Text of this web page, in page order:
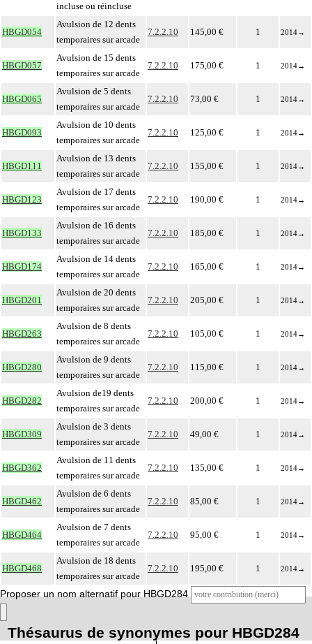
incluse ou réincluse
HBGD054
Avulsion de 12 dents
temporaires sur arcade
7.2.2.10 145,00 € 1 2014→
HBGD057
Avulsion de 15 dents
temporaires sur arcade
7.2.2.10 175,00 € 1 2014→
HBGD065
Avulsion de 5 dents
temporaires sur arcade
7.2.2.10 73,00 € 1 2014→
HBGD093
Avulsion de 10 dents
temporaires sur arcade
7.2.2.10 125,00 € 1 2014→
HBGD111
Avulsion de 13 dents
temporaires sur arcade
7.2.2.10 155,00 € 1 2014→
HBGD123
Avulsion de 17 dents
temporaires sur arcade
7.2.2.10 190,00 € 1 2014→
HBGD133
Avulsion de 16 dents
temporaires sur arcade
7.2.2.10 185,00 € 1 2014→
HBGD174
Avulsion de 14 dents
temporaires sur arcade
7.2.2.10 165,00 € 1 2014→
HBGD201
Avulsion de 20 dents
temporaires sur arcade
7.2.2.10 205,00 € 1 2014→
HBGD263
Avulsion de 8 dents
temporaires sur arcade
7.2.2.10 105,00 € 1 2014→
HBGD280
Avulsion de 9 dents
temporaires sur arcade
7.2.2.10 115,00 € 1 2014→
HBGD282
Avulsion de19 dents
temporaires sur arcade
7.2.2.10 200,00 € 1 2014→
HBGD309
Avulsion de 3 dents
temporaires sur arcade
7.2.2.10 49,00 € 1 2014→
HBGD362
Avulsion de 11 dents
temporaires sur arcade
7.2.2.10 135,00 € 1 2014→
HBGD462
Avulsion de 6 dents
temporaires sur arcade
7.2.2.10 85,00 € 1 2014→
HBGD464
Avulsion de 7 dents
temporaires sur arcade
7.2.2.10 95,00 € 1 2014→
HBGD468
Avulsion de 18 dents
temporaires sur arcade
7.2.2.10 195,00 € 1 2014→
Proposer un nom alternatif pour HBGD284
Thésaurus de synonymes pour HBGD284